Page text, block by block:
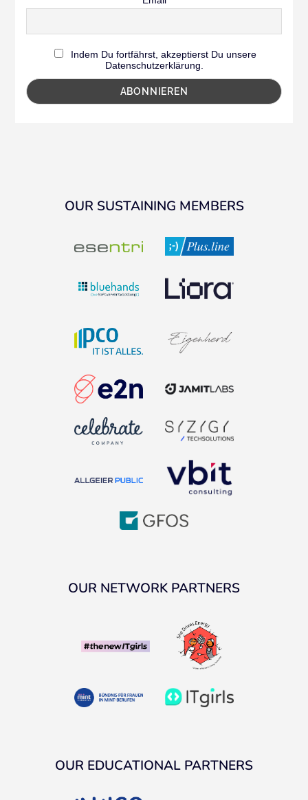
Indem Du fortfährst, akzeptierst Du unsere
Datenschutzerklärung.
OUR SUSTAINING MEMBERS
OUR NETWORK PARTNERS
OUR EDUCATIONAL PARTNERS